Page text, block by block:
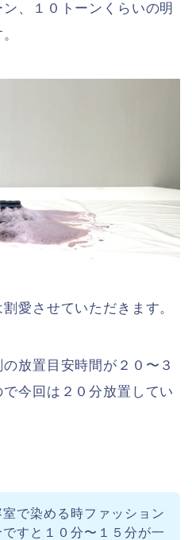
、１０トーンくらいの明
愛させていただきます。
放置目安時間が２０〜３
今回は２０分放置してい
で染める時ファッション
すと１０分〜１５分が一